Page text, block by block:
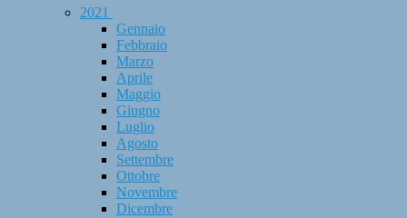
2021
Gennaio
Febbraio
Marzo
Aprile
Maggio
Giugno
Luglio
Agosto
Settembre
Ottobre
Novembre
Dicembre